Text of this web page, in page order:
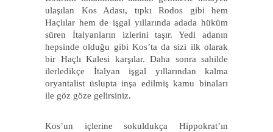
ulaşılan Kos Adası, tıpkı Rodos gibi hem
Haçlılar hem de işgal yıllarında adada hüküm
süren İtalyanların izlerini taşır. Yedi adanın
hepsinde olduğu gibi Kos’ta da sizi ilk olarak
bir Haçlı Kalesi karşılar. Daha sonra sahilde
ilerledikçe İtalyan işgal yıllarından kalma
oryantalist üslupta inşa edilmiş kamu binaları
ile göz göze gelirsiniz.
Kos’un içlerine sokuldukça Hippokrat’ın